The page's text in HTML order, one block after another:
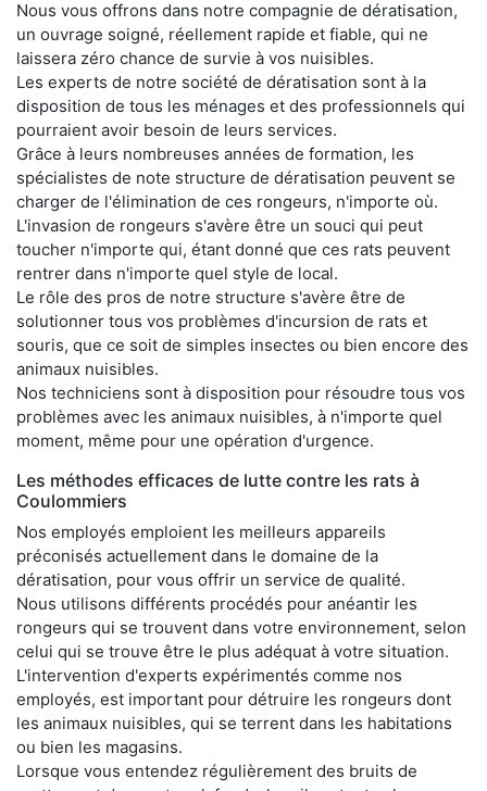
Nous vous offrons dans notre compagnie de dératisation,
un ouvrage soigné, réellement rapide et fiable, qui ne
laissera zéro chance de survie à vos nuisibles.
Les experts de notre société de dératisation sont à la
disposition de tous les ménages et des professionnels qui
pourraient avoir besoin de leurs services.
Grâce à leurs nombreuses années de formation, les
spécialistes de note structure de dératisation peuvent se
charger de l'élimination de ces rongeurs, n'importe où.
L'invasion de rongeurs s'avère être un souci qui peut
toucher n'importe qui, étant donné que ces rats peuvent
rentrer dans n'importe quel style de local.
Le rôle des pros de notre structure s'avère être de
solutionner tous vos problèmes d'incursion de rats et
souris, que ce soit de simples insectes ou bien encore des
animaux nuisibles.
Nos techniciens sont à disposition pour résoudre tous vos
problèmes avec les animaux nuisibles, à n'importe quel
moment, même pour une opération d'urgence.
Les méthodes efficaces de lutte contre les rats à
Coulommiers
Nos employés emploient les meilleurs appareils
préconisés actuellement dans le domaine de la
dératisation, pour vous offrir un service de qualité.
Nous utilisons différents procédés pour anéantir les
rongeurs qui se trouvent dans votre environnement, selon
celui qui se trouve être le plus adéquat à votre situation.
L'intervention d'experts expérimentés comme nos
employés, est important pour détruire les rongeurs dont
les animaux nuisibles, qui se terrent dans les habitations
ou bien les magasins.
Lorsque vous entendez régulièrement des bruits de